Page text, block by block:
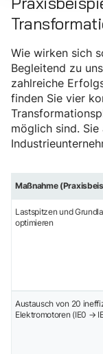
Wie wirken sich
Begleitend zu
zahlreiche
finden Sie vier
möglich sind.
Maßnahme
Lastspitzen und
optimieren
Austausch von 20
Elektromotoren (IE0 →